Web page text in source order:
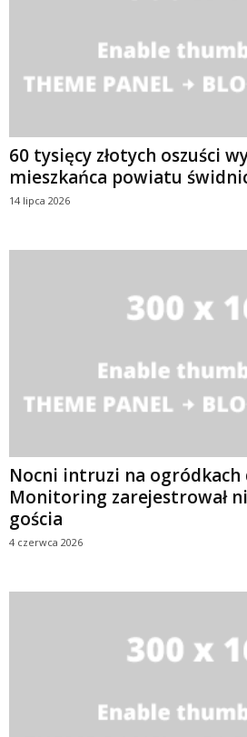
60 tysięcy złotych oszuści
mieszkańca powiatu
14 lipca 2026
Nocni intruzi na ogródkach
Monitoring zarejestrował
gościa
4 czerwca 2026